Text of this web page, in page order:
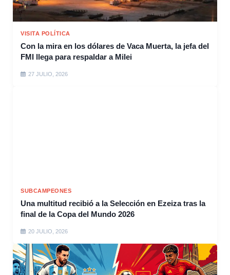
VISITA POLÍTICA
Con la mira en los dólares de Vaca Muerta, la jefa del
FMI llega para respaldar a Milei
27 JULIO, 2026
SUBCAMPEONES
Una multitud recibió a la Selección en Ezeiza tras la
final de la Copa del Mundo 2026
20 JULIO, 2026